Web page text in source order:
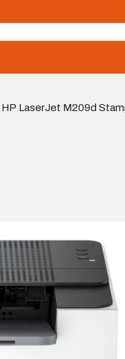
HP LaserJet M209d